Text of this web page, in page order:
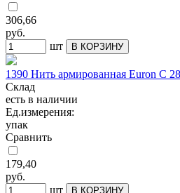
306,66
руб.
шт
В КОРЗИНУ
1390 Нить армированная Euron C
Склад
есть в наличии
Ед.измерения:
упак
Сравнить
179,40
руб.
шт
В КОРЗИНУ